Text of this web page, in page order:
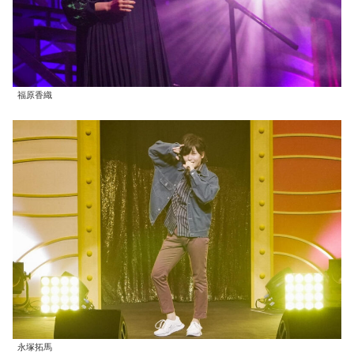
福原香織
永塚拓馬